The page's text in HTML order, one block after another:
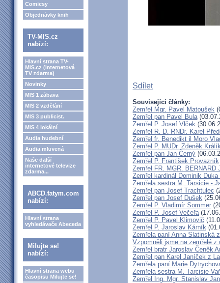
Comicsy
Objednávky knih
TV-MIS.cz
nabízí:
Hlavní strana TV-
MIS.cz (internetová
TV zdarma)
Novinky
MIS 1 zábava
MIS 2 vzdělání
MIS 3 publicist.
MIS 4 lokální
Audia hudební
Audia mluvená
Naše další
internetové televize
zdarma...
ABCD.fatym.com
nabízí:
Hlavní strana
vyhledávače Abeceda
Milujte se!
nabízí:
Hlavní strana webu
časopisu Milujte se!
Sdílet
Související články:
Zemřel Mgr. Pavel Matoušek
Zemřel pan Pavel Bula
Zemřel P. Josef Vlček
Zemřel R. D. RNDr. Karel
Zemřel fr. Benedikt il Moro
Zemřel P. MUDr. Zdeněk
Zemřel pan Jan Černý
Zemřel P. František Provazník
Zemřel FR. MGR. BERNARD
Zemřel kardinál Dominik Duka
Zemřela sestra M. Tarsicie -
Zemřel pan Josef Trachtulec
Zemřel pan Josef Dušek
Zemřel P. Vladimír Sommer
Zemřel P. Josef Večeřa
Zemřel P. Pavel Klimovič
Zemřel P. Jaroslav Kárník
Zemřela paní Anna Slatinská
Vzpomněli jsme na zemřelé
Zemřel bratr Jaroslav Čeněk
Zemřel pan Karel Janíček z
Zemřela paní Marie
Zemřela sestra M. Tarcisie
Zemřel Ing. Mgr. Stanislav